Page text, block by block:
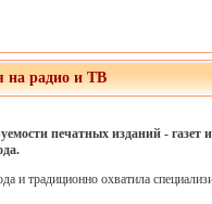
на радио и ТВ
печатных изданий -
и традиционно охватила